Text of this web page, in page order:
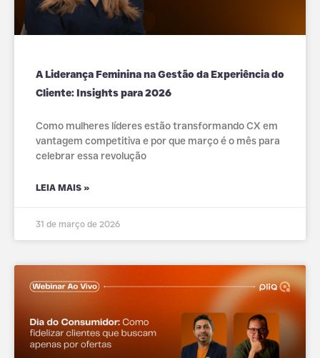
A Liderança Feminina na Gestão da Experiência do
Cliente: Insights para 2026
Como mulheres líderes estão transformando CX em
vantagem competitiva e por que março é o mês para
celebrar essa revolução
LEIA MAIS »
31 de março de 2026